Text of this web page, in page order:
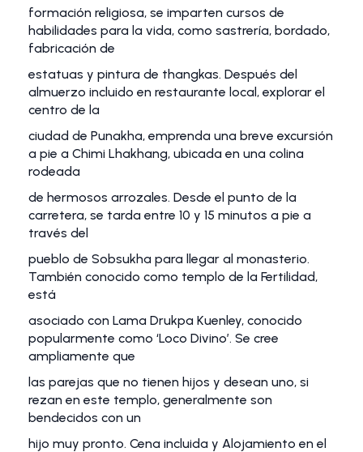
formación religiosa, se imparten cursos de
habilidades para la vida, como sastrería, bordado,
fabricación de
estatuas y pintura de thangkas. Después del
almuerzo incluido en restaurante local, explorar el
centro de la
ciudad de Punakha, emprenda una breve excursión
a pie a Chimi Lhakhang, ubicada en una colina
rodeada
de hermosos arrozales. Desde el punto de la
carretera, se tarda entre 10 y 15 minutos a pie a
través del
pueblo de Sobsukha para llegar al monasterio.
También conocido como templo de la Fertilidad,
está
asociado con Lama Drukpa Kuenley, conocido
popularmente como ‘Loco Divino’. Se cree
ampliamente que
las parejas que no tienen hijos y desean uno, si
rezan en este templo, generalmente son
bendecidos con un
hijo muy pronto. Cena incluida y Alojamiento en el